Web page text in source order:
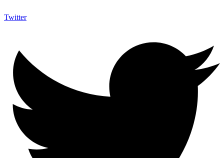
Twitter